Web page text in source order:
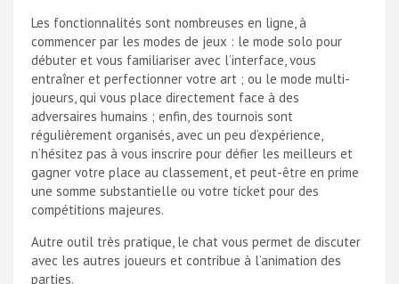
Les fonctionnalités sont nombreuses en ligne, à
commencer par les modes de jeux : le mode solo pour
débuter et vous familiariser avec l’interface, vous
entraîner et perfectionner votre art ; ou le mode multi-
joueurs, qui vous place directement face à des
adversaires humains ; enfin, des tournois sont
régulièrement organisés, avec un peu d’expérience,
n’hésitez pas à vous inscrire pour défier les meilleurs et
gagner votre place au classement, et peut-être en prime
une somme substantielle ou votre ticket pour des
compétitions majeures.
Autre outil très pratique, le chat vous permet de discuter
avec les autres joueurs et contribue à l’animation des
parties.